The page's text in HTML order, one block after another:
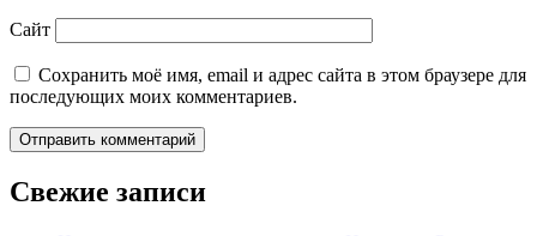
Сайт
Сохранить моё имя, email и адрес сайта в этом браузере для
последующих моих комментариев.
Свежие записи